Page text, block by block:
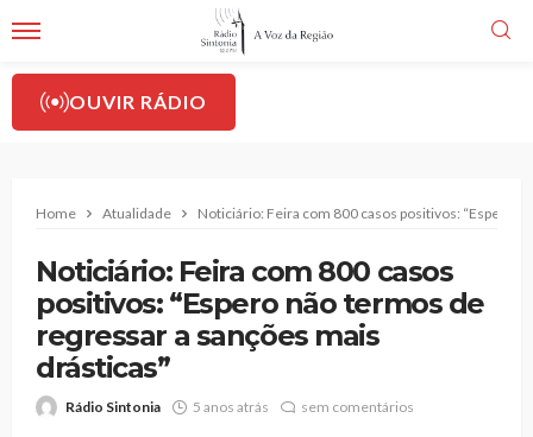
OUVIR RÁDIO
Home Atualidade Noticiário: Feira com 800 casos positivos: “Espero
Noticiário: Feira com 800 casos
positivos: “Espero não termos de
regressar a sanções mais
drásticas”
Rádio Sintonia 5 anos atrás sem comentários